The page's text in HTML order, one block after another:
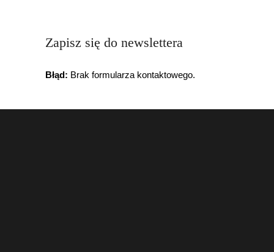
Zapisz się do newslettera
Błąd: Brak formularza kontaktowego.